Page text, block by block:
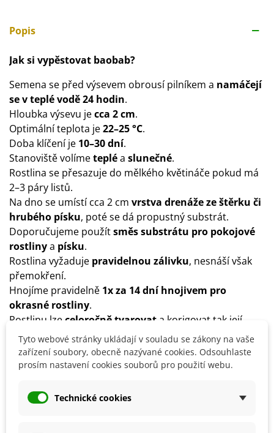
Popis
Jak si vypěstovat baobab?
Semena se před výsevem obrousí pilníkem a namáčejí
se v teplé vodě 24 hodin.
Hloubka výsevu jecca 2 cm.
Optimální teplota je22–25 °C.
Doba klíčení je 10–30 dní.
Stanoviště volímetepléa slunečné.
Rostlina se přesazuje do mělkého květináče pokud má
2–3 páry listů.
Na dno se umístí cca 2 cm vrstva drenáže ze štěrku či
hrubého písku, poté se dá propustný substrát.
Doporučujeme použítsměs substrátu pro pokojové
rostlinya písku.
Rostlina vyžaduje pravidelnou zálivku, nesnáší však
přemokření.
Hnojíme pravidelně 1x za 14 dní hnojivem pro
okrasné rostliny.
Rostlinu lzeceloročně tvarovat a korigovat tak její
velikost.
Tyto webové stránky ukládají v souladu se zákony na vaše
zařízení soubory, obecně nazývané cookies. Odsouhlaste
prosím nastavení cookies souborů pro použití webu.
Technické cookies